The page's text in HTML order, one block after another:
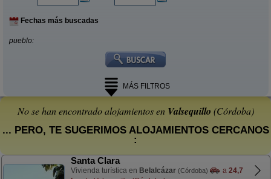
Fechas más buscadas
pueblo:
MÁS FILTROS
No se han encontrado alojamientos en Valsequillo (Córdoba)
... PERO, TE SUGERIMOS ALOJAMIENTOS CERCANOS
:
Santa Clara
Vivienda turística en Belalcázar (Córdoba) a 24,7